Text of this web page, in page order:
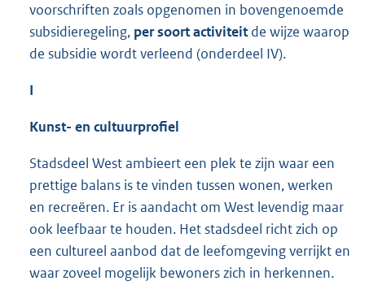
voorschriften zoals opgenomen in bovengenoemde
subsidieregeling, per soort activiteitde wijze waarop
de subsidie wordt verleend (onderdeel IV).
I
Kunst- en cultuurprofiel
Stadsdeel West ambieert een plek te zijn waar een
prettige balans is te vinden tussen wonen, werken
en recreëren. Er is aandacht om West levendig maar
ook leefbaar te houden. Het stadsdeel richt zich op
een cultureel aanbod dat de leefomgeving verrijkt en
waar zoveel mogelijk bewoners zich in herkennen.